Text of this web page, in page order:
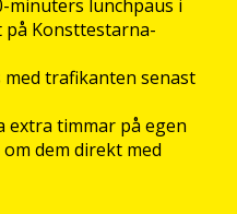
minuters lunchpaus i
på Konsttestarna-
med trafikanten senast
extra timmar på egen
dem direkt med